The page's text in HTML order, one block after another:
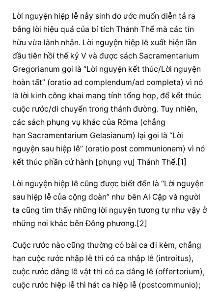
Lời nguyện hiệp lễ nảy sinh do ước muốn diễn tả ra
bằng lời hiệu quả của bí tích Thánh Thể mà các tín
hữu vừa lãnh nhận. Lời nguyện hiệp lễ xuất hiện lần
đầu tiên hồi thế kỷ V và được sách Sacramentarium
Gregorianum gọi là “Lời nguyện kết thúc/Lời nguyện
hoàn tất” (oratio ad complendum/ad completa) vì nó
là lời kinh công khai mang tính tổng hợp, để kết thúc
cuộc rước/di chuyển trong thánh đường. Tuy nhiên,
các sách phụng vụ khác của Rôma (chẳng
hạn Sacramentarium Gelasianum) lại gọi là “Lời
nguyện sau hiệp lễ” (oratio post communionem) vì nó
kết thúc phần cử hành [phụng vụ] Thánh Thể.[1]
Lời nguyện hiệp lễ cũng được biết đến là “Lời nguyện
sau hiệp lễ của cộng đoàn” như bên Ai Cập và người
ta cũng tìm thấy những lời nguyện tương tự như vậy ở
những nơi khác bên Đông phương.[2]
Cuộc rước nào cũng thường có bài ca đi kèm, chẳng
hạn cuộc rước nhập lễ thì có ca nhập lễ (introitus),
cuộc rước dâng lễ vật thì có ca dâng lễ (offertorium),
cuộc rước hiệp lễ thì hát ca hiệp lễ (postcommunio);